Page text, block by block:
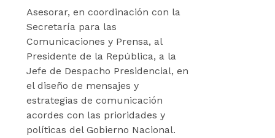
Asesorar, en coordinación con la
Secretaría para las
Comunicaciones y Prensa, al
Presidente de la República, a la
Jefe de Despacho Presidencial, en
el diseño de mensajes y
estrategias de comunicación
acordes con las prioridades y
políticas del Gobierno Nacional.